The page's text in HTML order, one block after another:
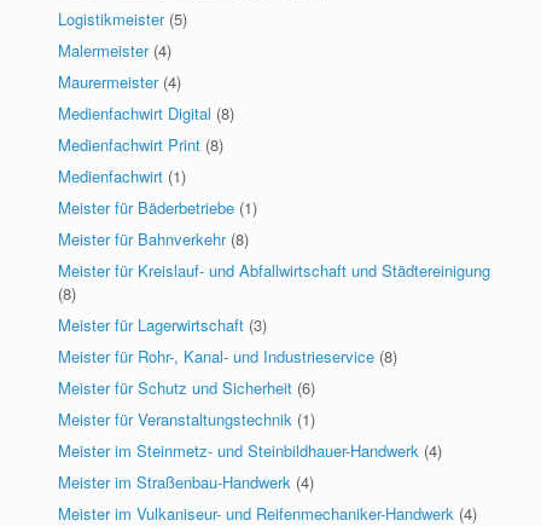
Logistikmeister (5)
Malermeister (4)
Maurermeister (4)
Medienfachwirt Digital (8)
Medienfachwirt Print (8)
Medienfachwirt (1)
Meister für Bäderbetriebe (1)
Meister für Bahnverkehr (8)
Meister für Kreislauf- und Abfallwirtschaft und Städtereinigung
(8)
Meister für Lagerwirtschaft (3)
Meister für Rohr-, Kanal- und Industrieservice (8)
Meister für Schutz und Sicherheit (6)
Meister für Veranstaltungstechnik (1)
Meister im Steinmetz- und Steinbildhauer-Handwerk (4)
Meister im Straßenbau-Handwerk (4)
Meister im Vulkaniseur- und Reifenmechaniker-Handwerk (4)